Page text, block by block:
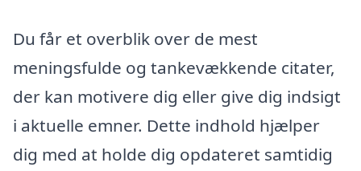
Du får et overblik over de mest
meningsfulde og tankevækkende citater,
der kan motivere dig eller give dig indsigt
i aktuelle emner. Dette indhold hjælper
dig med at holde dig opdateret samtidig